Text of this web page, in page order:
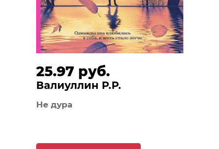
25.97 руб.
Валиуллин Р.Р.
Не дура